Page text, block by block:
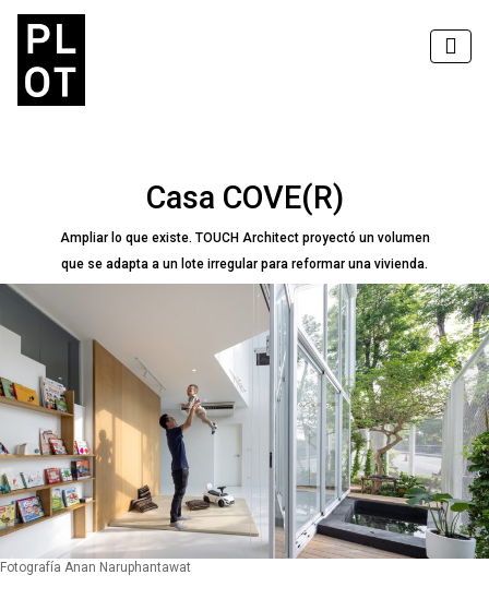
Casa COVE(R)
Ampliar lo que existe. TOUCH Architect proyectó un volumen
que se adapta a un lote irregular para reformar una vivienda.
Fotografía Anan Naruphantawat